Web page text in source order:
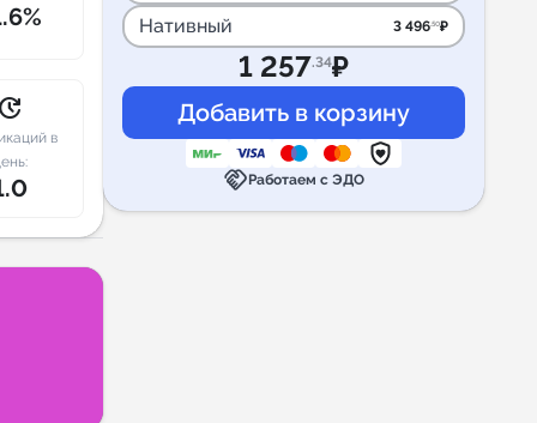
в
Нативный 3 496.50₽
1 257.34₽
handshakeРаботаем с ЭДО